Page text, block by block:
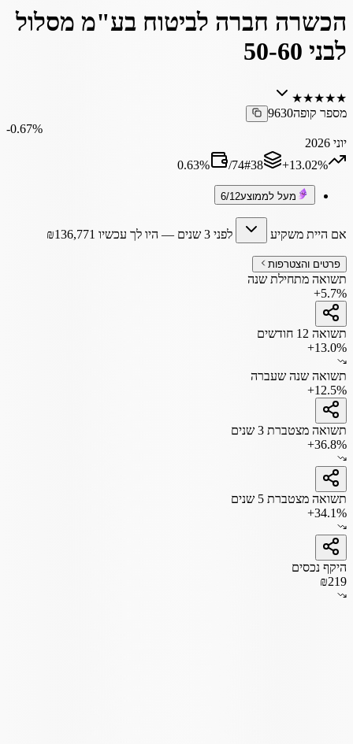
הכשרה חברה לביטוח בע"מ מסלול
לבני 50-60
★
★
★
★
★
מספר קופה9630
‎-0.67%
יוני 2026
‎+13.02%
#38
/74
0.63%
מעל לממוצע6/12
אם היית משקיע לפני 3 שנים — היו לך עכשיו ₪136,771
פרטים והצטרפות
תשואה מתחילת שנה
+5.7%
תשואה 12 חודשים
+13.0%
תשואה שנה שעברה
+12.5%
תשואה מצטברת 3 שנים
+36.8%
תשואה מצטברת 5 שנים
+34.1%
היקף נכסים
₪219